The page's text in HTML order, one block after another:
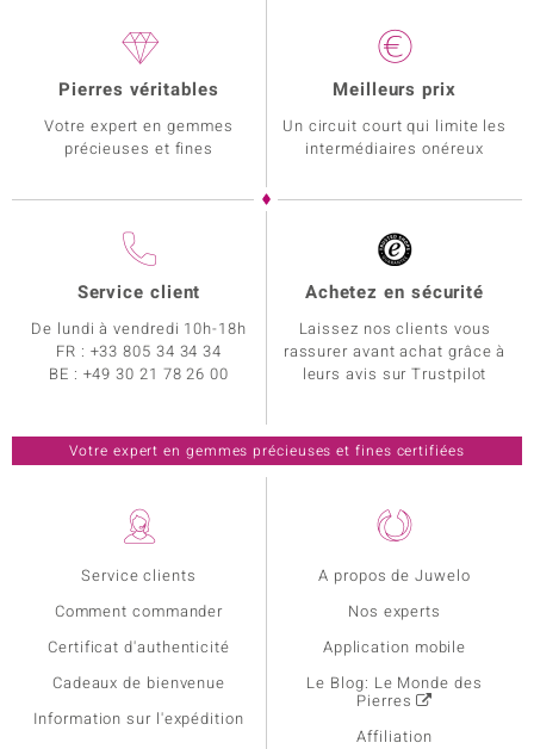
Service clients
Comment commander
Certificat d'authenticité
Cadeaux de bienvenue
Information sur l'expédition
A propos de Juwelo
Nos experts
Application mobile
Le Blog: Le Monde des
Pierres
Affiliation
Pierres véritables
Votre expert en gemmes
précieuses et fines
Meilleurs prix
Un circuit court qui limite les
intermédiaires onéreux
Service client
De lundi à vendredi 10h-18h
FR : +33 805 34 34 34
BE : +49 30 21 78 26 00
Achetez en sécurité
Laissez nos clients vous
rassurer avant achat grâce à
leurs avis sur Trustpilot
Votre expert en gemmes précieuses et fines certifiées